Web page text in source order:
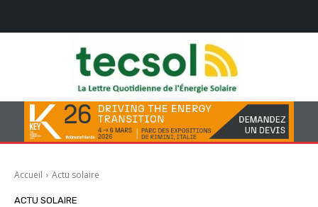
Accueil Actu solaire
ACTU SOLAIRE